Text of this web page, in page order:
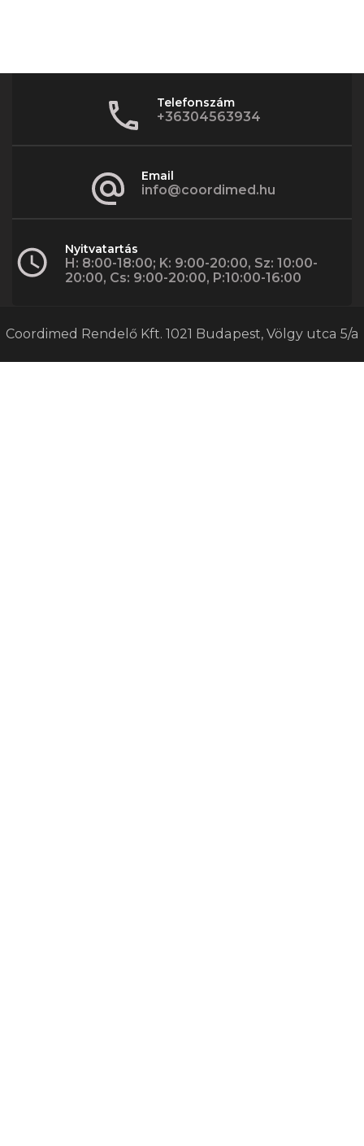
Telefonszám
+36304563934
Email
info@coordimed.hu
Nyitvatartás
H: 8:00-18:00; K: 9:00-20:00, Sz: 10:00-
20:00, Cs: 9:00-20:00, P:10:00-16:00
Coordimed Rendelő Kft. 1021 Budapest, Völgy utca 5/a